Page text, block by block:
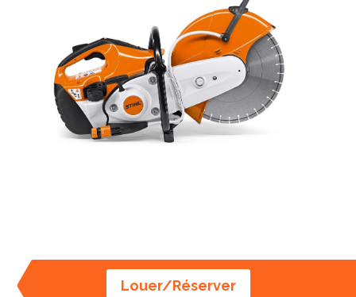
Louer/Réserver